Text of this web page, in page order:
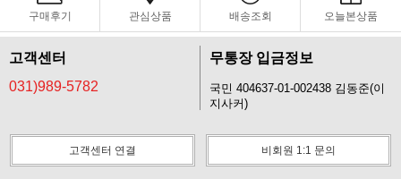
구매후기 관심상품 배송조회 오늘본상품
고객센터
031)989-5782
무통장 입금정보
국민 404637-01-002438 김동준(이
지사커)
고객센터 연결 비회원 1:1 문의